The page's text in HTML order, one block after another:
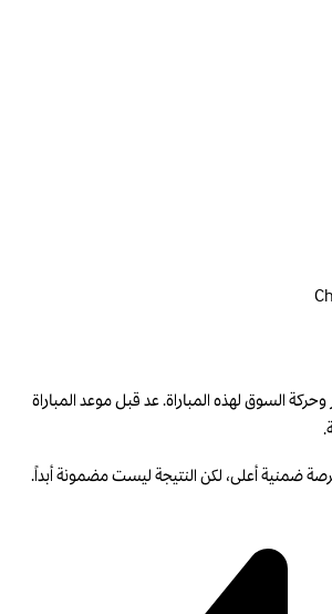
وحركة السوق لهذه المباراة. عد قبل موعد المباراة
ضمنية أعلى، لكن النتيجة ليست مضمونة أبداً.